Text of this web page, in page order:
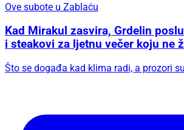
Ove subote u Zablaću
Kad Mirakul zasvira, Grdelin
i steakovi za ljetnu večer koju ne
Što se događa kad klima radi, a prozori